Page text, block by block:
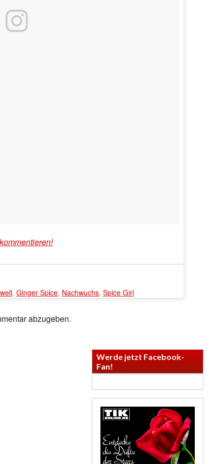
, Ginger Spice, Nachwuchs, Spice Girl
abzugeben.
Werde jetzt Facebook-
Fan!